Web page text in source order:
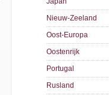
Nieuw-Zeeland
Oost-Europa
Oostenrijk
Portugal
Rusland